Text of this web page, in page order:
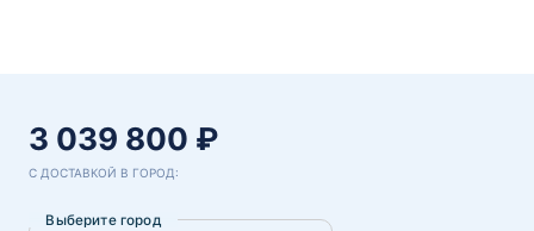
3 039 800 ₽
С ДОСТАВКОЙ В ГОРОД:
Выберите город